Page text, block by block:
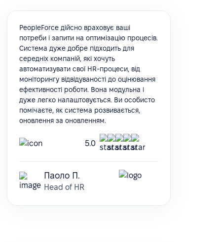
PeopleForce дійсно враховує ваші
потреби і запити на оптимізацію процесів.
Система дуже добре підходить для
середніх компаній, які хочуть
автоматизувати свої HR-процеси, від
моніторингу відвідуваності до оцінювання
ефективності роботи. Вона модульна і
дуже легко налаштовується. Ви особисто
помічаєте, як система розвивається,
оновлення за оновленням.
5.0
Паоло П.
Head of HR